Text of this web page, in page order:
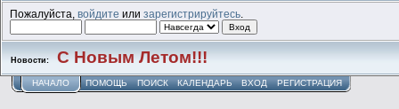
Пожалуйста,войдите илизарегистрируйтесь
Новости: С Новым Летом!!!
НАЧАЛО ПОМОЩЬ ПОИСК КАЛЕНДАРЬ ВХОД РЕГИСТРАЦИЯ